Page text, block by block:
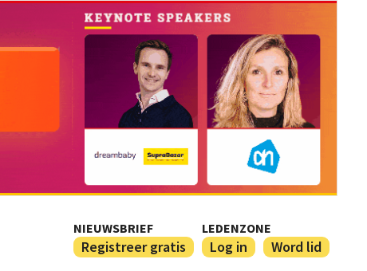
NIEUWSBRIEF
Registreer gratis
LEDENZONE
Log in Word lid